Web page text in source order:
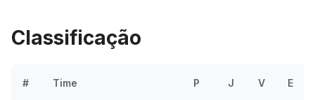
Classificação
# Time P J V E